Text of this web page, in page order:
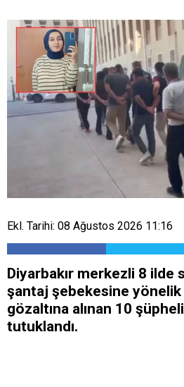
Ekl. Tarihi: 08 Ağustos 2026 11:16
Diyarbakır merkezli 8 ilde
şantaj şebekesine
gözaltına alınan 10
tutuklandı.